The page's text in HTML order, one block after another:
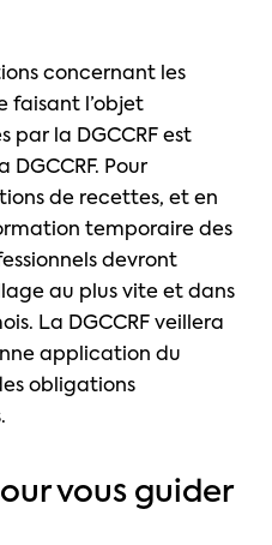
concernant les
faisant l’objet
par la DGCCRF est
DGCCRF. Pour
de recettes, et en
temporaire des
devront
au plus vite et dans
La DGCCRF veillera
application du
obligations
vous guider